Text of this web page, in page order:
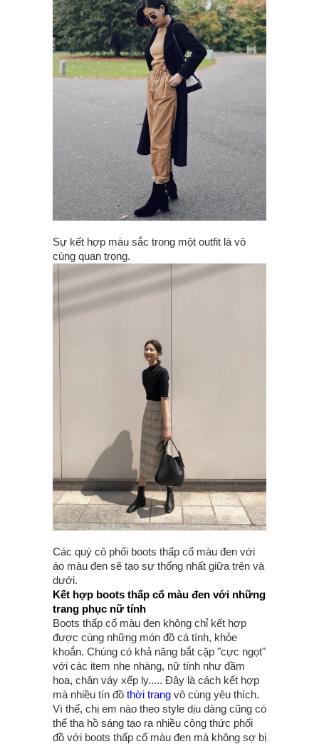
Sự kết hợp màu sắc trong một outfit là vô
cùng quan trọng.
Các quý cô phối boots thấp cổ màu đen với
áo màu đen sẽ tạo sự thống nhất giữa trên và
dưới.
Kết hợp boots thấp cổ màu đen với những
trang phục nữ tính
Boots thấp cổ màu đen không chỉ kết hợp
được cùng những món đồ cá tính, khỏe
khoắn. Chúng có khả năng bắt cặp "cực ngọt"
với các item nhẹ nhàng, nữ tính như đầm
hoa, chân váy xếp ly..... Đây là cách kết hợp
mà nhiều tín đồ thời trang vô cùng yêu thích.
Vì thế, chị em nào theo style dịu dàng cũng có
thể tha hồ sáng tạo ra nhiều công thức phối
đồ với boots thấp cổ màu đen mà không sợ bị